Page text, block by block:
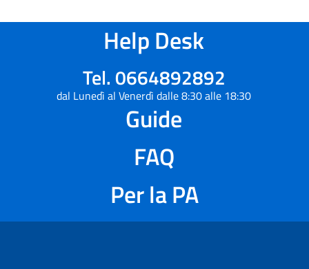
Help Desk
Tel. 0664892892
dal Lunedì al Venerdì dalle 8:30 alle 18:30
Guide
FAQ
Per la PA